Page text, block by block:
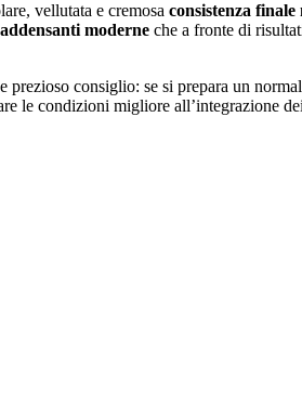
vellutata e cremosa consistenza
moderne che a fronte di
consiglio: se si prepara un
le condizioni migliore all’integrazione